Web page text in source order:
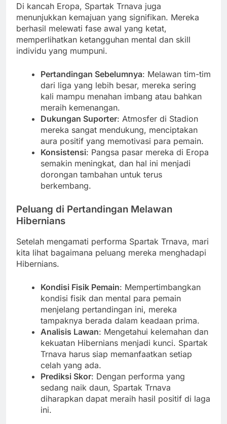
Di kancah Eropa, Spartak Trnava juga
menunjukkan kemajuan yang signifikan. Mereka
berhasil melewati fase awal yang ketat,
memperlihatkan ketangguhan mental dan skill
individu yang mumpuni.
Pertandingan Sebelumnya: Melawan tim-tim
dari liga yang lebih besar, mereka sering
kali mampu menahan imbang atau bahkan
meraih kemenangan.
Dukungan Suporter: Atmosfer di Stadion
mereka sangat mendukung, menciptakan
aura positif yang memotivasi para pemain.
Konsistensi: Pangsa pasar mereka di Eropa
semakin meningkat, dan hal ini menjadi
dorongan tambahan untuk terus
berkembang.
Peluang di Pertandingan Melawan
Hibernians
Setelah mengamati performa Spartak Trnava, mari
kita lihat bagaimana peluang mereka menghadapi
Hibernians.
Kondisi Fisik Pemain: Mempertimbangkan
kondisi fisik dan mental para pemain
menjelang pertandingan ini, mereka
tampaknya berada dalam keadaan prima.
Analisis Lawan: Mengetahui kelemahan dan
kekuatan Hibernians menjadi kunci. Spartak
Trnava harus siap memanfaatkan setiap
celah yang ada.
Prediksi Skor: Dengan performa yang
sedang naik daun, Spartak Trnava
diharapkan dapat meraih hasil positif di laga
ini.